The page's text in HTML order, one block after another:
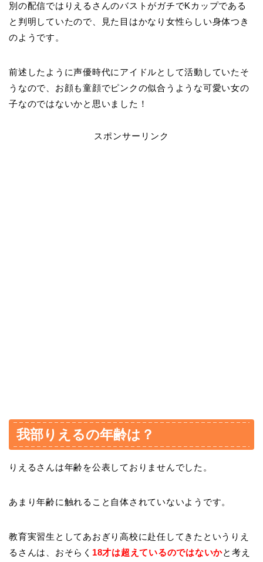
別の配信ではりえるさんのバストがガチでKカップである
と判明していたので、見た目はかなり女性らしい身体つき
のようです。
前述したように声優時代にアイドルとして活動していたそ
うなので、お顔も童顔でピンクの似合うような可愛い女の
子なのではないかと思いました！
スポンサーリンク
我部りえるの年齢は？
りえるさんは年齢を公表しておりませんでした。
あまり年齢に触れること自体されていないようです。
教育実習生としてあおぎり高校に赴任してきたというりえ
るさんは、おそらく 18才は超えているのではないかと考え